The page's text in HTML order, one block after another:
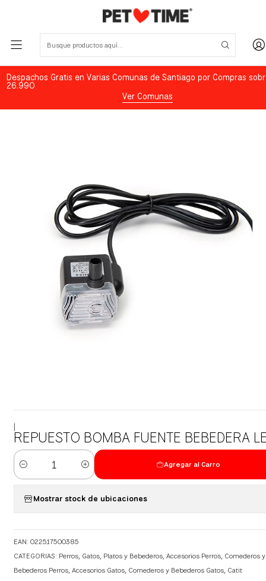
Despachos Gratis en Varias Comunas de Santiago por Compras
26.990
Ver Comunas
REPUESTO BOMBA FUENTE BEBEDERA
Cantidad
Agregar al Carro
Mostrar stock de ubicaciones
EAN: 022517500385
CATEGORIAS: Perros, Gatos, Platos y Bebederos,Accesorios Perros, Comederos y
Bebederos Perros,Accesorios Gatos, Comederos y Bebederos Gatos, Catit